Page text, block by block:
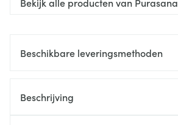
Beschikbare leveringsmethoden
Beschrijving